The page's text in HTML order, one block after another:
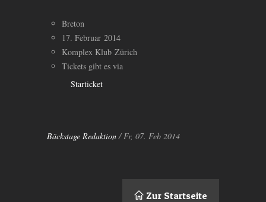
Breton
17. Februar 2014
Komplex Klub Zürich
Tickets gibt es via
Starticket
Bäckstage Redaktion / Fr, 07. Feb 2014
Zur Startseite